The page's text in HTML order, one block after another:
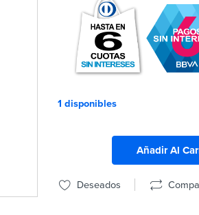
1 disponibles
Añadir Al
Deseados